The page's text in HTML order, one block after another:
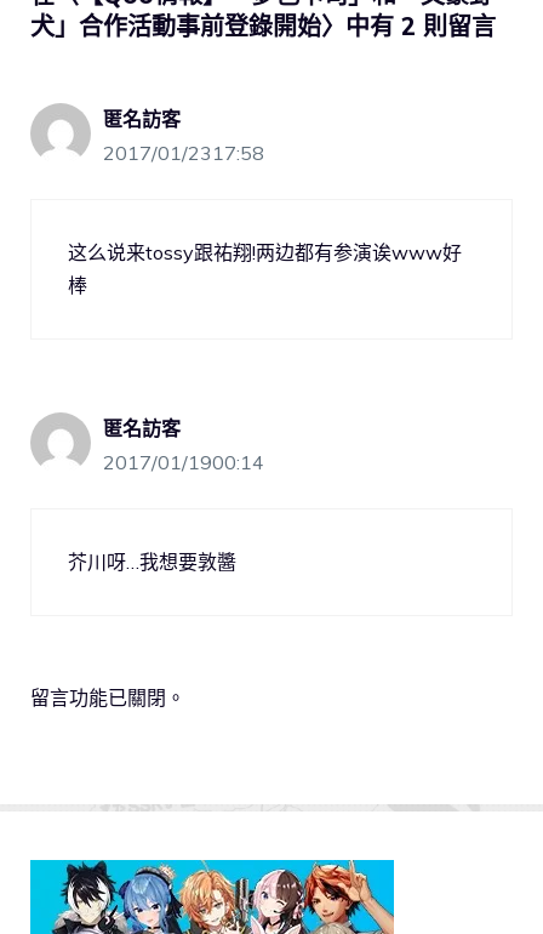
犬」合作活動事前登錄開始〉中有 2 則留言
匿名訪客
2017/01/2317:58
这么说来tossy跟祐翔!两边都有参演诶www好
棒
匿名訪客
2017/01/1900:14
芥川呀…我想要敦醬
留言功能已關閉。